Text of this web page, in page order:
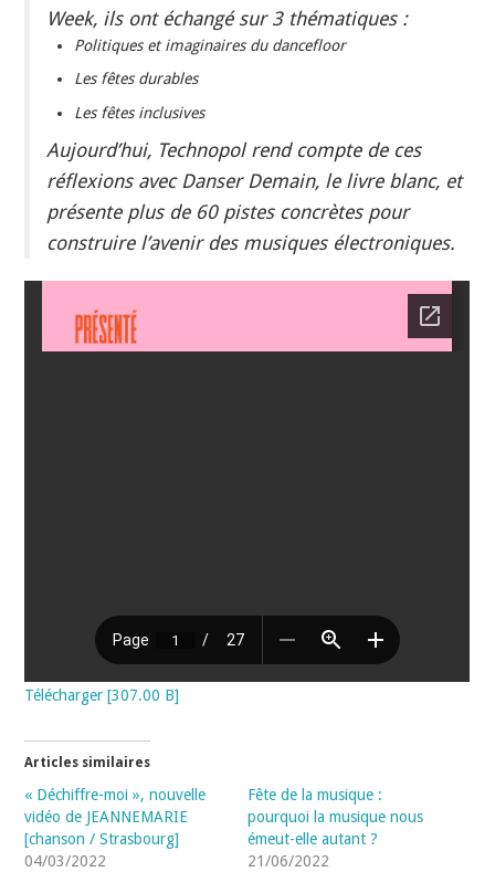
Week, ils ont échangé sur 3 thématiques :
Politiques et imaginaires du dancefloor
Les fêtes durables
Les fêtes inclusives
Aujourd’hui, Technopol rend compte de ces
réflexions avec Danser Demain, le livre blanc, et
présente plus de 60 pistes concrètes pour
construire l’avenir des musiques électroniques.
Télécharger [307.00 B]
Articles similaires
« Déchiffre-moi », nouvelle
vidéo de JEANNEMARIE
[chanson / Strasbourg]
04/03/2022
Fête de la musique :
pourquoi la musique nous
émeut-elle autant ?
21/06/2022